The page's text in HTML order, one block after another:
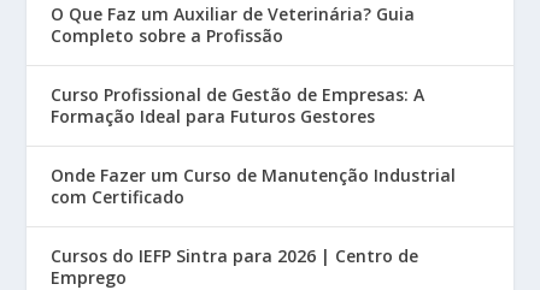
O Que Faz um Auxiliar de Veterinária? Guia
Completo sobre a Profissão
Curso Profissional de Gestão de Empresas: A
Formação Ideal para Futuros Gestores
Onde Fazer um Curso de Manutenção Industrial
com Certificado
Cursos do IEFP Sintra para 2026 | Centro de
Emprego